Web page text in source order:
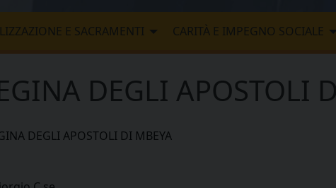
E SACRAMENTI CARITÀ E IMPEGNO SOCIALE
DEGLI APOSTOLI
DEGLI APOSTOLI DI MBEYA